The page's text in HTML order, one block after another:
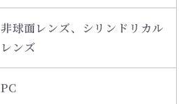
非球面レンズ、シリンドリカル
レンズ
PC